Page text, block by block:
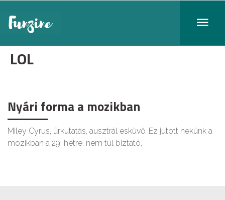
LOL
Nyári forma a mozikban
Miley Cyrus, űrkutatás, ausztrál esküvő. Ez jutott nekünk a
mozikban a 29. hétre. nem túl biztató,